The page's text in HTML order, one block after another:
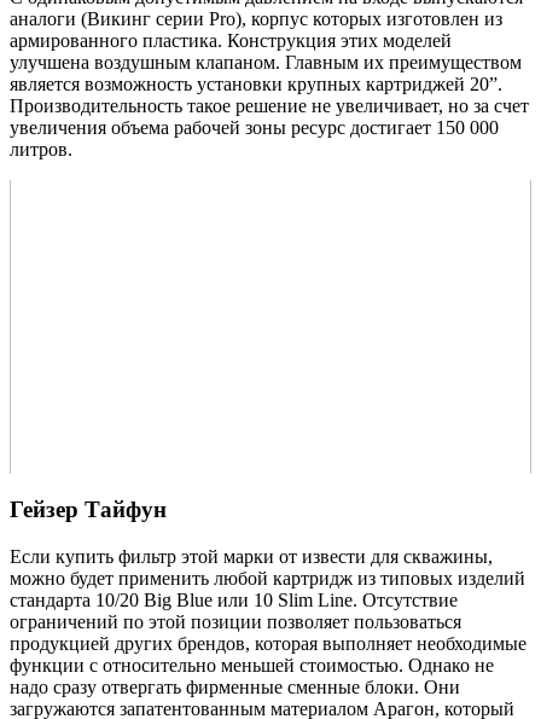
аналоги (Викинг серии Pro), корпус которых изготовлен из
армированного пластика. Конструкция этих моделей
улучшена воздушным клапаном. Главным их преимуществом
является возможность установки крупных картриджей 20”.
Производительность такое решение не увеличивает, но за счет
увеличения объема рабочей зоны ресурс достигает 150 000
литров.
Гейзер Тайфун
Если купить фильтр этой марки от извести для скважины,
можно будет применить любой картридж из типовых изделий
стандарта 10/20 Big Blue или 10 Slim Line. Отсутствие
ограничений по этой позиции позволяет пользоваться
продукцией других брендов, которая выполняет необходимые
функции с относительно меньшей стоимостью. Однако не
надо сразу отвергать фирменные сменные блоки. Они
загружаются запатентованным материалом Арагон, который